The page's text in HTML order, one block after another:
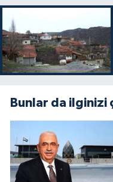
Bunlar da ilginizi